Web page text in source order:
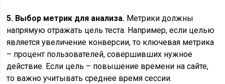
5. Выбор метрик для анализа. Метрики должны
напрямую отражать цель теста. Например, если целью
является увеличение конверсии, то ключевая метрика
– процент пользователей, совершивших нужное
действие. Если цель – повышение времени на сайте,
то важно учитывать среднее время сессии.